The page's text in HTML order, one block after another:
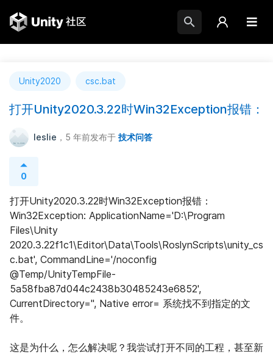
Unity2020 csc.bat
打开Unity2020.3.22时Win32Exception报错：
leslie ，5 年前发布于 技术问答
0
打开Unity2020.3.22时Win32Exception报错：
Win32Exception: ApplicationName='D:\Program
Files\Unity
2020.3.22f1c1\Editor\Data\Tools\RoslynScripts\unity_cs
c.bat', CommandLine='/noconfig
@Temp/UnityTempFile-
5a58fba87d044c2438b30485243e6852',
CurrentDirectory='', Native error= 系统找不到指定的文
件。
这是为什么，怎么解决呢？我尝试打开不同的工程，甚至新